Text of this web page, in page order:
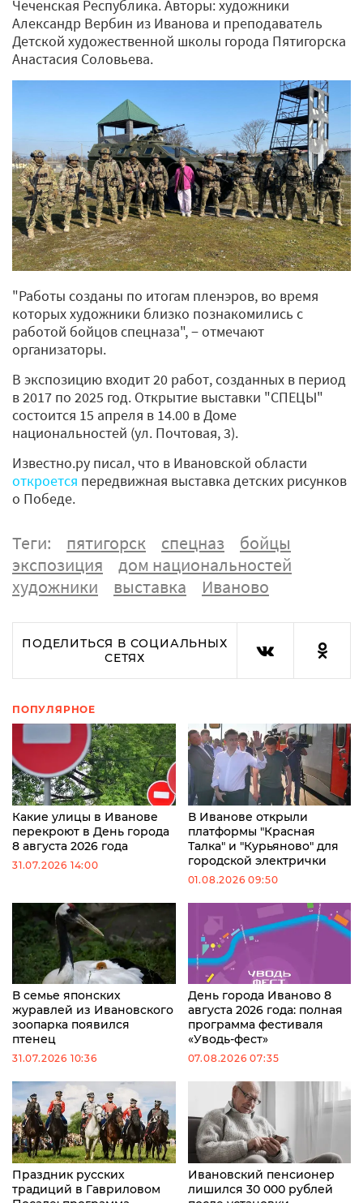
Чеченская Республика. Авторы: художники
Александр Вербин из Иванова и преподаватель
Детской художественной школы города Пятигорска
Анастасия Соловьева.
"Работы созданы по итогам пленэров, во время
которых художники близко познакомились с
работой бойцов спецназа", − отмечают
организаторы.
В экспозицию входит 20 работ, созданных в период
в 2017 по 2025 год. Открытие выставки "СПЕЦЫ"
состоится 15 апреля в 14.00 в Доме
национальностей (ул. Почтовая, 3).
Известно.ру писал, что в Ивановской области
откроется передвижная выставка детских рисунков
о Победе.
Теги: пятигорск спецназ
бойцы
экспозиция
дом национальностей
художники
выставка Иваново
ПОДЕЛИТЬСЯ В СОЦИАЛЬНЫХ
СЕТЯХ
ПОПУЛЯРНОЕ
Какие улицы в Иванове
перекроют в День города
8 августа 2026 года
31.07.2026 14:00
В Иванове открыли
платформы "Красная
Талка" и "Курьяново" для
городской электрички
01.08.2026 09:50
В семье японских
журавлей из Ивановского
зоопарка появился
птенец
31.07.2026 10:36
День города Иваново 8
августа 2026 года: полная
программа фестиваля
«Уводь-фест»
07.08.2026 07:35
Праздник русских
традиций в Гавриловом
Ивановский пенсионер
лишился 30 000 рублей